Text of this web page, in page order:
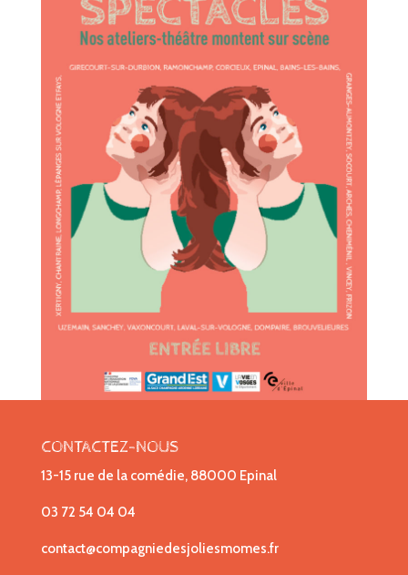
CONTACTEZ-NOUS
13-15 rue de la comédie, 88000 Epinal
03 72 54 04 04
contact@compagniedesjoliesmomes.fr